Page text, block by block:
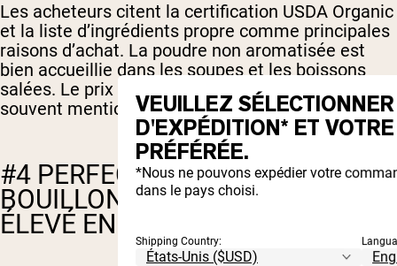
Les acheteurs citent la certification USDA Organic
et la liste d’ingrédients propre comme principales
raisons d’achat. La poudre non aromatisée est
bien accueillie dans les soupes et les boissons
salées. Le prix par portion est la limitation la plus
souvent mentionnée.
#4 PERFECT SUPPLEMENTS :
BOUILLON D’OS DE POULET
ÉLEVÉ EN PLEIN AIR BIOLOGIQUE
VEUILLEZ
D'EXPÉDITION* ET
PRÉFÉRÉE.
*Nous ne pouvons expédier votre
dans le pays choisi.
Shipping Country: